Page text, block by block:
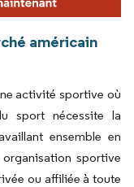
américain
activité sportive où
sport nécessite la
ensemble en
sportive
ou affiliée à toute